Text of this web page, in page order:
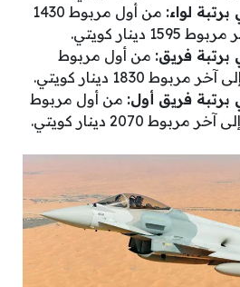
لواء:
من أول مربوط 1430
دينار كويتي.
فريق: من أول مربوط
فريق أول: من أول مربوط